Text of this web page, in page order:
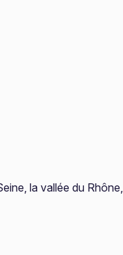
la vallée du Rhône,